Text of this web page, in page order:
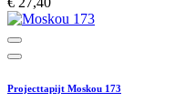
Projecttapijt Moskou 173